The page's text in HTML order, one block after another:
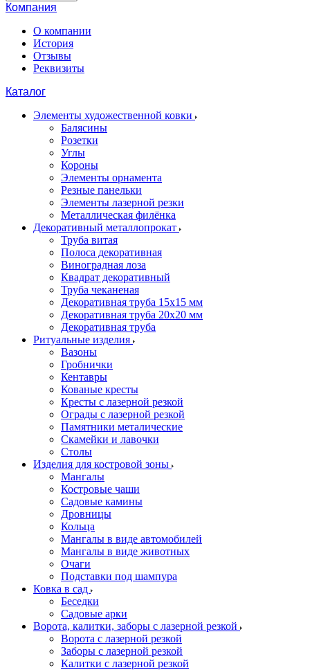
Компания
О компании
История
Отзывы
Реквизиты
Каталог
Элементы художественной ковки
Балясины
Розетки
Углы
Короны
Элементы орнамента
Резные панельки
Элементы лазерной резки
Металлическая филёнка
Декоративный металлопрокат
Труба витая
Полоса декоративная
Виноградная лоза
Квадрат декоративный
Труба чеканеная
Декоративная труба 15х15 мм
Декоративная труба 20х20 мм
Декоративная труба
Ритуальные изделия
Вазоны
Гробнички
Кентавры
Кованые кресты
Кресты с лазерной резкой
Ограды с лазерной резкой
Памятники металические
Скамейки и лавочки
Столы
Изделия для костровой зоны
Мангалы
Костровые чаши
Садовые камины
Дровницы
Кольца
Мангалы в виде автомобилей
Мангалы в виде животных
Очаги
Подставки под шампура
Ковка в сад
Беседки
Садовые арки
Ворота, калитки, заборы с лазерной резкой
Ворота с лазерной резкой
Заборы с лазерной резкой
Калитки с лазерной резкой